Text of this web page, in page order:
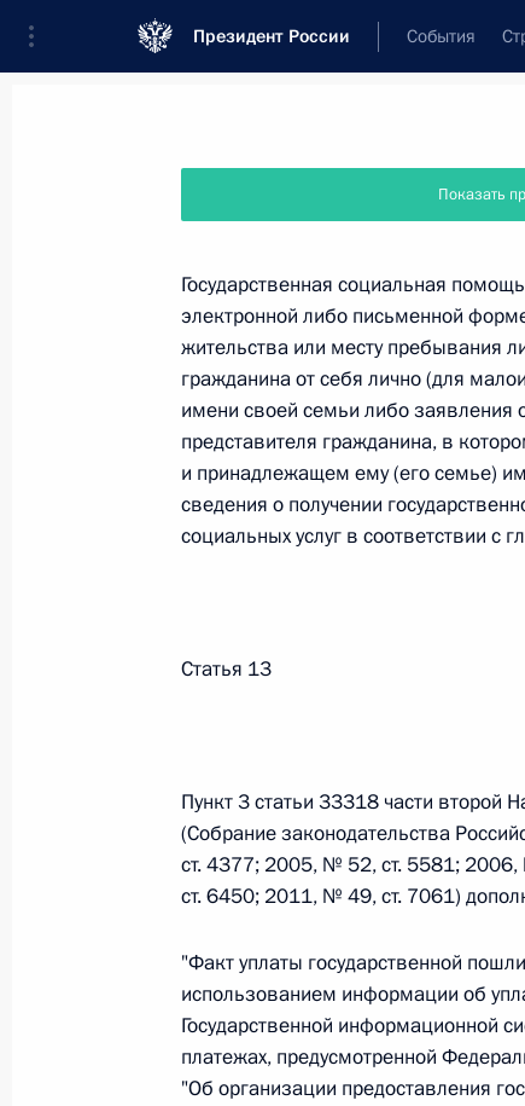
Президент России События
Название документа или его номер
Текст в документе
Вид документа
Дата вступления в силу...
Федеральный закон от
О внесении изменений в статью 11
Федерального закона «Об
Федеральный закон от
О внесении изменений в статью 12
Показать
Государственная социальная
электронной либо письменной
жительства или месту пребывания
гражданина от себя лично (для
имени своей семьи либо заявления
представителя гражданина, в
и принадлежащем ему (его семье)
сведения о получении
социальных услуг в соответствии с
Статья 13
Пункт 3 статьи 33318 части второй
(Собрание законодательства
ст. 4377; 2005, № 52, ст. 5581;
ст. 6450; 2011, № 49, ст. 7061)
"Факт уплаты государственной
использованием информации об
Государственной информационной
платежах, предусмотренной
"Об организации предоставления